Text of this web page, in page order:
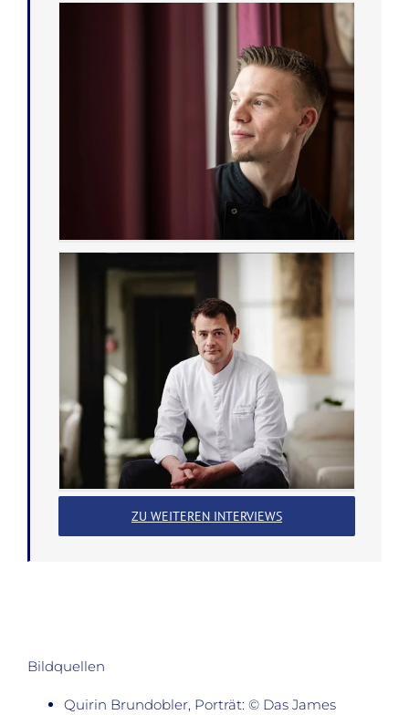
ZU WEITEREN INTERVIEWS
Bildquellen
Quirin Brundobler, Porträt: © Das James